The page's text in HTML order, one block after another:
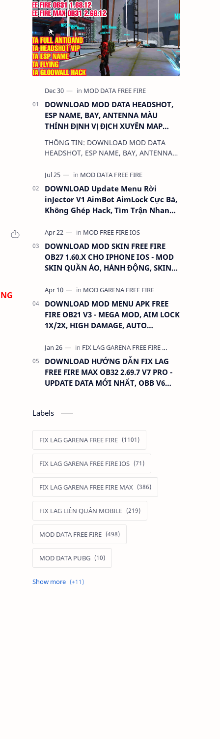
DOWNLOAD MOD DATA HEADSHOT,
ESP NAME, BAY, ANTENNA MÀU
THÍNH ĐỊNH VỊ ĐỊCH XUYÊN MAP
CHO FREE FIRE OB31 1.68.12/2.68.12
MỚI NHẤT - KHÔNG KHÓA NICK
THÔNG TIN: DOWNLOAD MOD DATA
HEADSHOT, ESP NAME, BAY, ANTENNA
CHO FREE FIRE OB31 1.68.12/2.68.12
MỚI NHẤT - KHÔN…
DOWNLOAD Update Menu Rời
inJector V1 AimBot AimLock Cực Bá,
Không Ghép Hack, Tìm Trận Nhanh,
DOWNLOAD MOD SKIN FREE FIRE
OB27 1.60.X CHO IPHONE IOS - MOD
SKIN QUẦN ÁO, HÀNH ĐỘNG, SKIN
DOWNLOAD MOD MENU APK FREE
FIRE OB21 V3 - MEGA MOD, AIM LOCK
1X/2X, HIGH DAMAGE, AUTO
DOWNLOAD HƯỚNG DẪN FIX LAG
FREE FIRE MAX OB32 2.69.7 V7 PRO -
UPDATE DATA MỚI NHẤT, OBB V6
Labels
FIX LAG GARENA FREE FIRE
FIX LAG GARENA FREE FIRE IOS
FIX LAG GARENA FREE FIRE MAX
FIX LAG LIÊN QUÂN MOBILE
MOD DATA FREE FIRE
MOD DATA PUBG
MOD FREE FIRE